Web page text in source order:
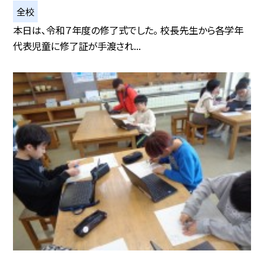
全校
本日は、令和７年度の修了式でした。 校長先生から各学年
代表児童に修了証が手渡され...